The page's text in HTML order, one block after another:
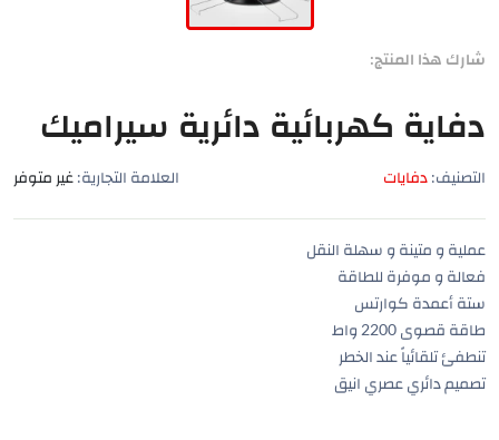
شارك هذا المنتج:
دفاية كهربائية دائرية سيراميك
التصنيف: دفايات العلامة التجارية: غير متوفر
عملية و متينة و سهلة النقل
فعالة و موفرة للطاقة
ستة أعمدة كوارتس
طاقة قصوى 2200 واط
تنطفئ تلقائياً عند الخطر
تصميم دائري عصري انيق